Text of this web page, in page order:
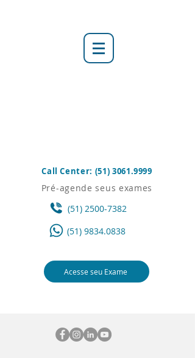
Call Center: (51) 3061.9999
Pré-agende seus exames
(51) 2500-7382
(51) 9834.0838
Acesse seu Exame